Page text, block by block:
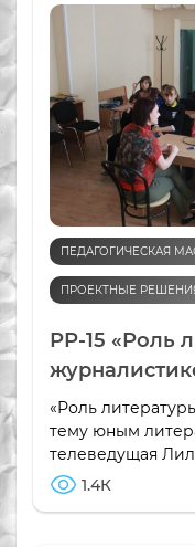
ПЕДАГОГИЧЕСКАЯ
ПРОЕКТНЫЕ
РР-15 «Роль
«Роль
тему юным
телеведущая
1.4К